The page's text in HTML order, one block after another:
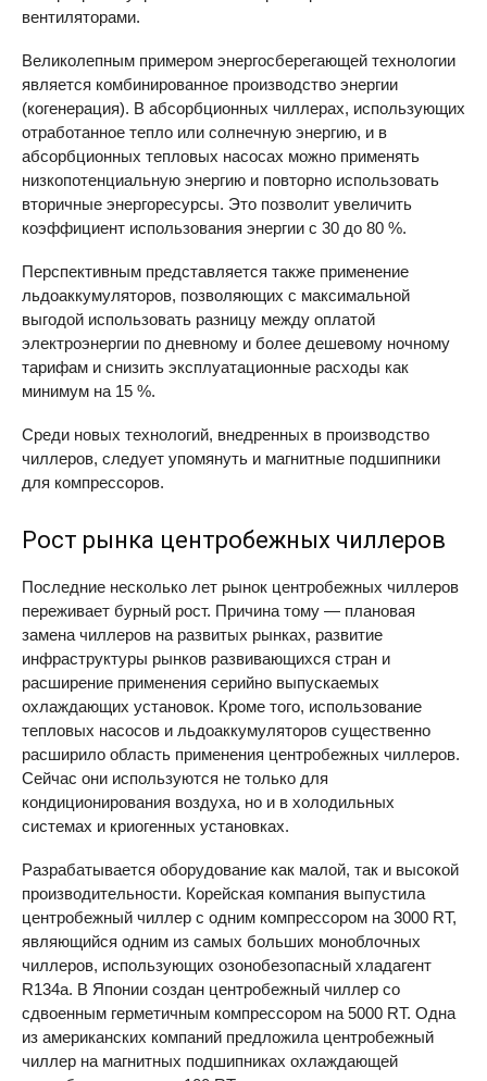
вентиляторами.
Великолепным примером энергосберегающей технологии
является комбинированное производство энергии
(когенерация). В абсорбционных чиллерах, использующих
отработанное тепло или солнечную энергию, и в
абсорбционных тепловых насосах можно применять
низкопотенциальную энергию и повторно использовать
вторичные энергоресурсы. Это позволит увеличить
коэффициент использования энергии с 30 до 80 %.
Перспективным представляется также применение
льдоаккумуляторов, позволяющих с максимальной
выгодой использовать разницу между оплатой
электроэнергии по дневному и более дешевому ночному
тарифам и снизить эксплуатационные расходы как
минимум на 15 %.
Среди новых технологий, внедренных в производство
чиллеров, следует упомянуть и магнитные подшипники
для компрессоров.
Рост рынка центробежных чиллеров
Последние несколько лет рынок центробежных чиллеров
переживает бурный рост. Причина тому — плановая
замена чиллеров на развитых рынках, развитие
инфраструктуры рынков развивающихся стран и
расширение применения серийно выпускаемых
охлаждающих установок. Кроме того, использование
тепловых насосов и льдоаккумуляторов существенно
расширило область применения центробежных чиллеров.
Сейчас они используются не только для
кондиционирования воздуха, но и в холодильных
системах и криогенных установках.
Разрабатывается оборудование как малой, так и высокой
производительности. Корейская компания выпустила
центробежный чиллер с одним компрессором на 3000 RT,
являющийся одним из самых больших моноблочных
чиллеров, использующих озонобезопасный хладагент
R134a. В Японии создан центробежный чиллер со
сдвоенным герметичным компрессором на 5000 RT. Одна
из американских компаний предложила центробежный
чиллер на магнитных подшипниках охлаждающей